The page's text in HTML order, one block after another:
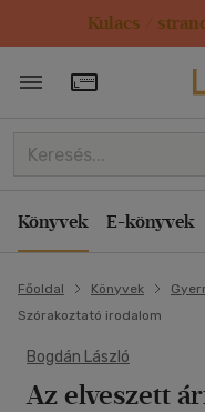
Kulacs /
Törzsvásárlói
Könyvek E-könyvek
Főoldal Könyvek
Szórakoztató irodalom
Bogdán László
Az elveszett